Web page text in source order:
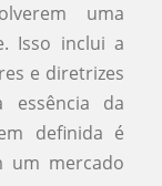
uma
Isso inclui a
e diretrizes
essência da
definida é
um mercado